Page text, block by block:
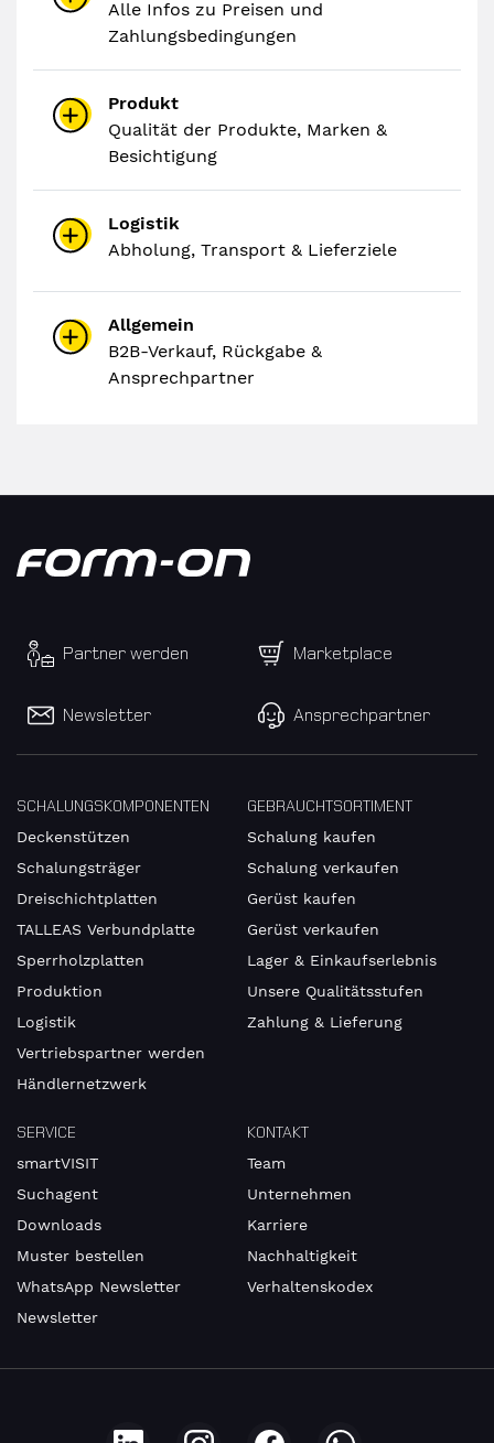
Alle Infos zu Preisen und
Zahlungsbedingungen
Produkt
Qualität der Produkte, Marken &
Besichtigung
Logistik
Abholung, Transport & Lieferziele
Allgemein
B2B-Verkauf, Rückgabe &
Ansprechpartner
Partner werden Marketplace
Newsletter Ansprechpartner
SCHALUNGSKOMPONENTEN
Deckenstützen
Schalungsträger
Dreischichtplatten
TALLEAS Verbundplatte
Sperrholzplatten
Produktion
Logistik
Vertriebspartner werden
Händlernetzwerk
GEBRAUCHTSORTIMENT
Schalung kaufen
Schalung verkaufen
Gerüst kaufen
Gerüst verkaufen
Lager & Einkaufserlebnis
Unsere Qualitätsstufen
Zahlung & Lieferung
SERVICE
smartVISIT
Suchagent
Downloads
Muster bestellen
WhatsApp Newsletter
Newsletter
KONTAKT
Team
Unternehmen
Karriere
Nachhaltigkeit
Verhaltenskodex